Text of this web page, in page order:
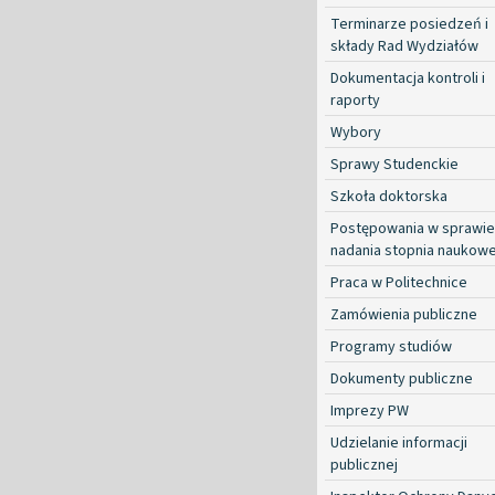
Terminarze posiedzeń i
składy Rad Wydziałów
Dokumentacja kontroli i
raporty
Wybory
Sprawy Studenckie
Szkoła doktorska
Postępowania w sprawie
nadania stopnia
Praca w Politechnice
Zamówienia publiczne
Programy studiów
Dokumenty publiczne
Imprezy PW
Udzielanie informacji
publicznej